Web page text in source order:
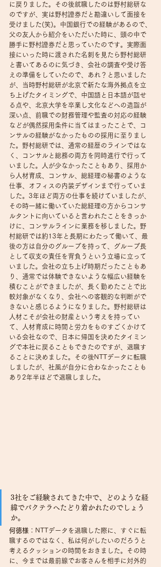
に戻りました。その後就職したのは野村総研な
のですが、実は野村證券だと勘違いして面接を
受けました(笑)。中国銀行での経験があるので、
父の友人から紹介をいただいた時に、頭の中で
勝手に野村證券だと思っていたのです。実際面
接にいった時に渡された名刺を見たら野村総研
と書いてあるのに気づき、会社の調査や受け答
えの準備をしていたので、あれ？と思いました
が、当時野村総研が北京で新たな海外拠点を立
ち上げたタイミングで、中国語と日本語が話せ
る点や、北京大学を卒業し文化などへの造詣が
深い点、前職での財務管理や監査の対応の経験
などが偶然採用条件に当てはまったことで、コ
ンサルの経験がなかったものの採用に至りまし
た。野村総研では、通常の経歴のラインではな
く、コンサルと総務の両方を同時進行で行って
いました。人が少なかったこともあり、採用か
ら人材育成、コンサル、総経理の秘書のような
仕事、オフィスの内装デザインまで行っていま
した。3年ほど両方の仕事を続けていましたが、
その時一緒に働いていた総経理の方からコンサ
ルタントに向いていると言われたことをきっか
けに、コンサルラインに業務を移しました。野
村総研では約13年と長期にわたって働いて、最
後の方は自分のグループを持って、グループ長
として収支の責任を背負うという立場に立って
いました。会社の立ち上げ時期だったこともあ
り、通常では体験できないような幅広い経験を
積むことができましたが、長く勤めたことで比
較対象がなくなり、会社への客観的な判断がで
きないと感じるようになりました。野村総研は
人材こそが会社の財産という考えを持ってい
て、人材育成に時間と労力をものすごくかけて
いる会社なので、日本に帰国を決めたタイミン
グで本社に戻ることもできたのですが、退職す
ることに決めました。その後NTTデータに転職
しましたが、社風が自分に合わなかったことも
あり2年半ほどで退職しました。
3社をご経験されてきた中で、どのような経
緯でパクテラへたどり着かれたのでしょう
か。
何徳様 ：NTTデータを退職した際に、すぐに転
職するのではなく、私は何がしたいのだろうと
考えるクッションの時間をおきました。その時
に、今までは最前線でお客さんを相手に対外的